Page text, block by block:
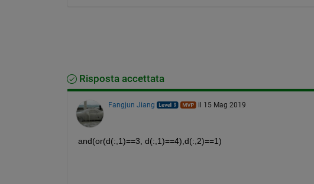
Risposta accettata
Fangjun Jiang il 15 Mag 2019
and(or(d(:,1)==3, d(:,1)==4),d(:,2)==1)